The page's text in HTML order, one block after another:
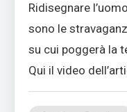
Ridisegnare
sono le
su cui poggerà la
Qui il video